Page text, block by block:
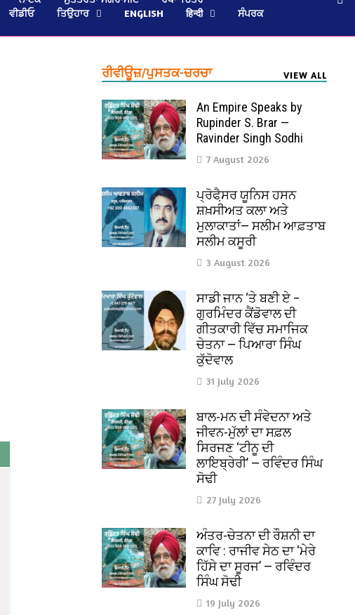
ਵੀਡੀਓ ਤਿਉਹਾਰ ENGLISH हिन्दी
ਸੰਪਰਕ
ਰੀਵੀਊਜ਼/ਪੁਸਤਕ-ਚਰਚਾ VIEW ALL
An Empire Speaks by
Rupinder S. Brar —
Ravinder Singh Sodhi
7 August 2026
ਪ੍ਰੋਫੈ਼ਸਰ ਯੂਨਿਸ ਹਸਨ
ਸ਼ਖ਼ਸੀਅਤ ਕਲਾ ਅਤੇ
ਮੁਲਾਕਾਤਾਂ— ਸਲੀਮ ਆਫ਼ਤਾਬ
ਸਲੀਮ ਕਸੂਰੀ
3 August 2026
ਸਾਡੀ ਜਾਨ ‘ਤੇ ਬਣੀ ਏ –
ਗੁਰਮਿੰਦਰ ਕੈਂਡੋਵਾਲ ਦੀ
ਗੀਤਕਾਰੀ ਵਿੱਚ ਸਮਾਜਿਕ
ਚੇਤਨਾ — ਪਿਆਰਾ ਸਿੰਘ
ਕੁੱਦੋਵਾਲ
31 July 2026
ਬਾਲ-ਮਨ ਦੀ ਸੰਵੇਦਨਾ ਅਤੇ
ਜੀਵਨ-ਮੁੱਲਾਂ ਦਾ ਸਫ਼ਲ
ਸਿਰਜਣ ‘ਟੀਨੂ ਦੀ
ਲਾਇਬ੍ਰੇਰੀ’ — ਰਵਿੰਦਰ ਸਿੰਘ
ਸੋਢੀ
27 July 2026
ਅੰਤਰ-ਚੇਤਨਾ ਦੀ ਰੌਸ਼ਨੀ ਦਾ
ਕਾਵਿ : ਰਾਜੀਵ ਸੇਠ ਦਾ ‘ਮੇਰੇ
ਹਿੱਸੇ ਦਾ ਸੂਰਜ’ — ਰਵਿੰਦਰ
ਸਿੰਘ ਸੋਢੀ
19 July 2026